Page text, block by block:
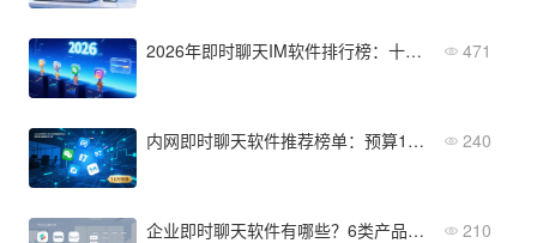
2026年即时聊天IM软件排行榜：十大热门产品横向对比 471
内网即时聊天软件推荐榜单：预算10万内怎么选？ 240
企业即时聊天软件有哪些？6类产品横向对比表 210